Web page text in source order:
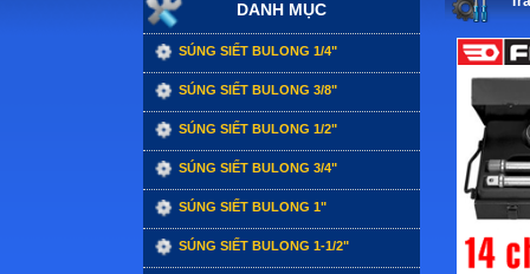
DANH MỤC
SÚNG SIẾT BULONG 1/4"
SÚNG SIẾT BULONG 3/8"
SÚNG SIẾT BULONG 1/2"
SÚNG SIẾT BULONG 3/4"
SÚNG SIẾT BULONG 1"
SÚNG SIẾT BULONG 1-1/2"